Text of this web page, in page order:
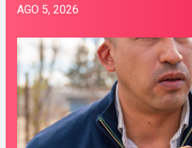
AGO 5, 2026